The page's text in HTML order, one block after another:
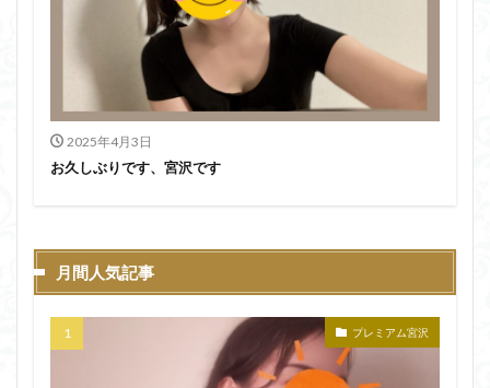
2025年4月3日
お久しぶりです、宮沢です
月間人気記事
プレミアム宮沢